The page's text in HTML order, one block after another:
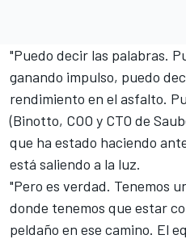
"Puedo decir las palabras.
ganando impulso, puedo
rendimiento en el asfalto.
(Binotto, COO y CTO de
que ha estado haciendo
está saliendo a la luz.
"Pero es verdad. Tenemos
donde tenemos que estar
peldaño en ese camino. El